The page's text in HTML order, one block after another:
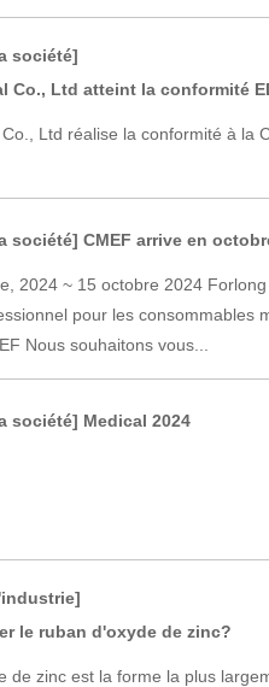
société]
ED et Eudamed UDI, garantissant l'accès au marché de l'UE
Ltd réalise la conformité à la
société] CMEF arrive en
2024 ~ 15 octobre 2024
pour les consommables
Nous souhaitons vous...
société] Medical 2024
le ruban d'oxyde de zinc?
de zinc est la forme la plus